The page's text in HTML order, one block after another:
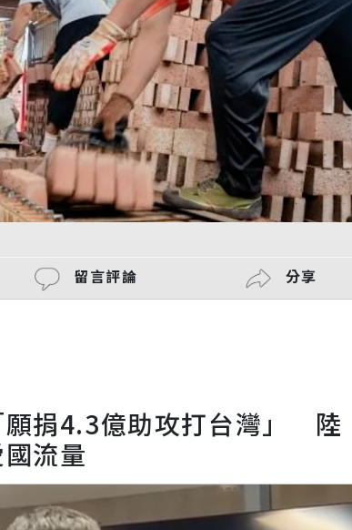
留言評論 分享
願捐4.3億助攻打台灣」 陸
流量